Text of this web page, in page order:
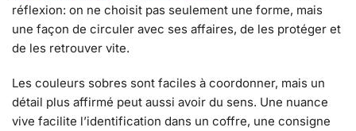
réflexion: on ne choisit pas seulement une forme, mais
une façon de circuler avec ses affaires, de les protéger et
de les retrouver vite.
Les couleurs sobres sont faciles à coordonner, mais un
détail plus affirmé peut aussi avoir du sens. Une nuance
vive facilite l’identification dans un coffre, une consigne